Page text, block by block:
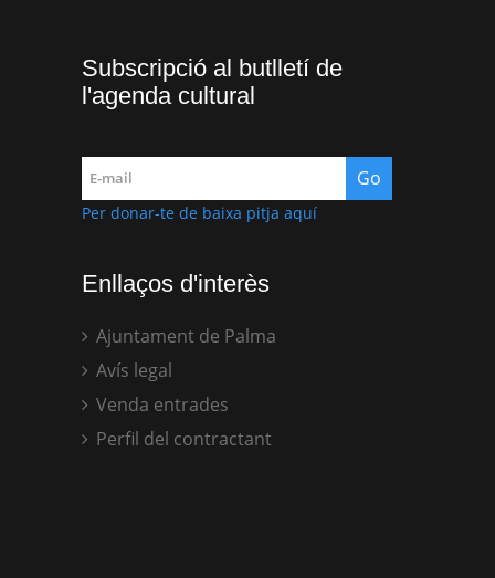
Subscripció al butlletí de
l'agenda cultural
Per donar-te de baixa pitja aquí
Enllaços d'interès
Ajuntament de Palma
Avís legal
Venda entrades
Perfil del contractant